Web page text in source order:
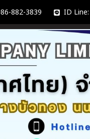
882-3839 ID Line: